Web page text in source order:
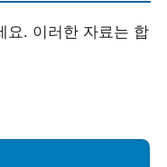
요. 이러한 자료는 합